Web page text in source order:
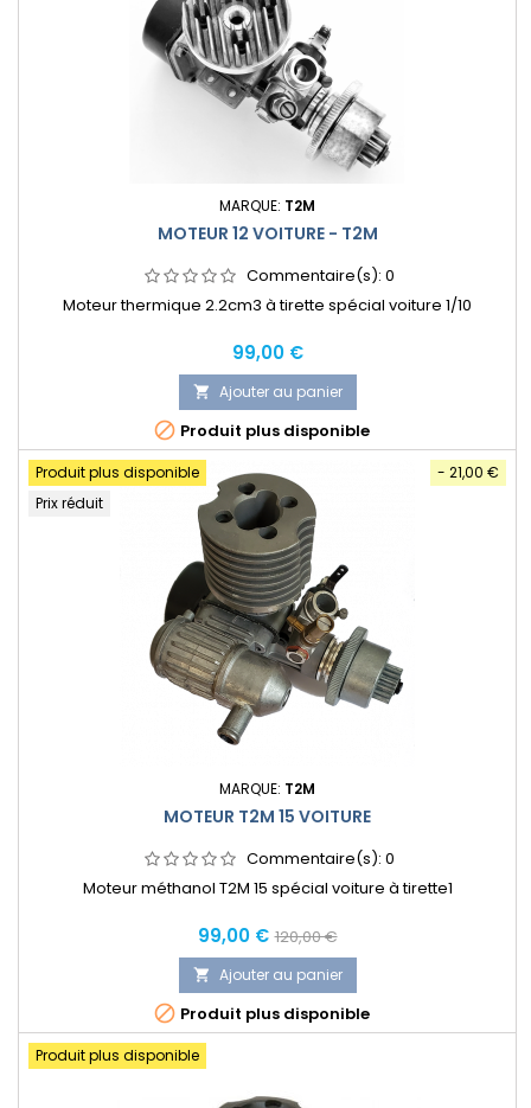
MARQUE: T2M
MOTEUR 12 VOITURE - T2M
Commentaire(s): 0
Moteur thermique 2.2cm3 à tirette spécial voiture 1/10
Prix
99,00 €
 Ajouter au panier
 Produit plus disponible
- 21,00 €
Produit plus disponible
Prix réduit
MARQUE: T2M
MOTEUR T2M 15 VOITURE
Commentaire(s): 0
Moteur méthanol T2M 15 spécial voiture à tirette1
Prix
99,00 € Prix
normal
120,00 €
 Ajouter au panier
 Produit plus disponible
Produit plus disponible